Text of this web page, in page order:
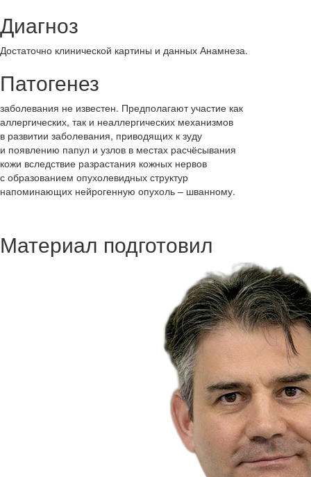
Диагноз
Достаточно клинической картины и данных Анамнеза.
Патогенез
заболевания не известен. Предполагают участие как
аллергических, так и неаллергических механизмов
в развитии заболевания, приводящих к зуду
и появлению папул и узлов в местах расчёсывания
кожи вследствие разрастания кожных нервов
с образованием опухолевидных структур
напоминающих нейрогенную опухоль – шванному.
Материал подготовил